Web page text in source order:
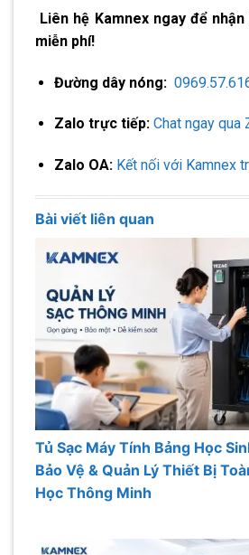
Liên hệ Kamnex ngay để
miễn phí!
Đường dây nóng:
Zalo trực tiếp: Chat ngay qua
Zalo OA: Kết nối với Kamnex
Bài viết liên quan
Tủ Sạc Máy Tính Bảng Học
Bảo Vệ & Quản Lý Thiết Bị
Học Thông Minh